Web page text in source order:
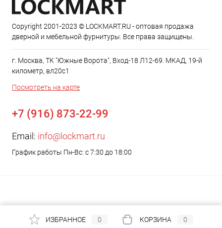
Copyright 2001-2023 © LOCKMART.RU - оптовая продажа
дверной и мебельной фурнитуры. Все права защищены.
г. Москва, ТК "Южные Ворота", Вход-18 Л12-69. МКАД, 19-й
километр, вл20с1
Посмотреть на карте
+7 (916) 873-22-99
Email: info@lockmart.ru
График работы Пн-Вс: с 7:30 до 18:00
ИЗБРАННОЕ 0 КОРЗИНА 0